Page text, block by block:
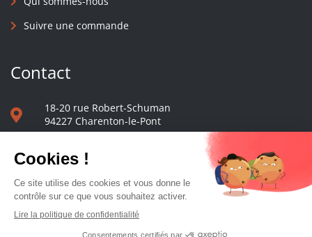
Suivre une commande
Contact
18-20 rue Robert-Schuman
94227 Charenton-le-Pont